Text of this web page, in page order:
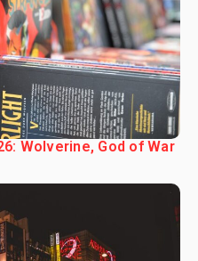
Wolverine, God of War